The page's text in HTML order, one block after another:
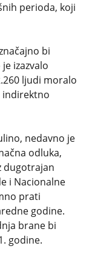
perioda, koji
bi
izazvalo
ljudi moralo
indirektno
nedavno je
odluka,
dugotrajan
i Nacionalne
prati
godine.
brane bi
godine.